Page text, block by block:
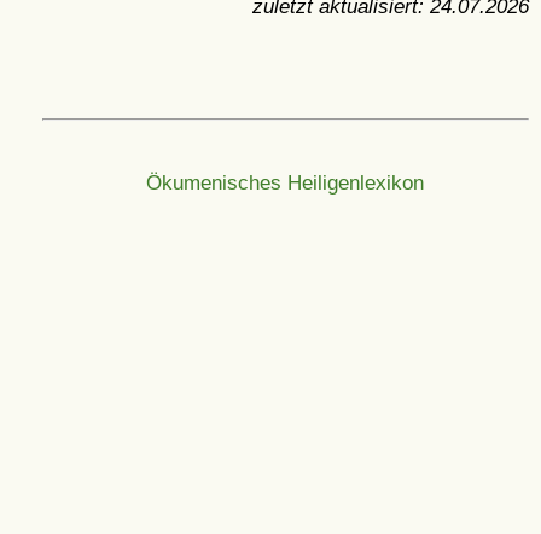
zuletzt aktualisiert: 24.07.2026
Ökumenisches Heiligenlexikon